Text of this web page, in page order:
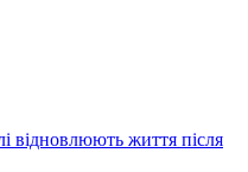
відновлюють життя після